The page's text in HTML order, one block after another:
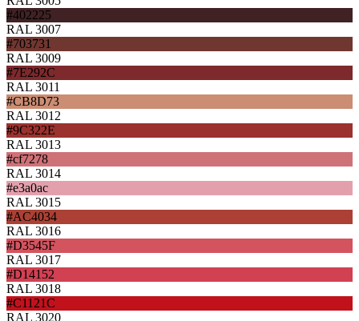
#402225
RAL 3007
#703731
RAL 3009
#7E292C
RAL 3011
#CB8D73
RAL 3012
#9C322E
RAL 3013
#cf7278
RAL 3014
#e3a0ac
RAL 3015
#AC4034
RAL 3016
#D3545F
RAL 3017
#D14152
RAL 3018
#C1121C
RAL 3020